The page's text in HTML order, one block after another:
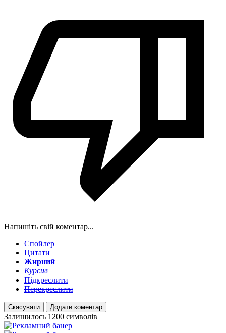
Напишіть свій коментар...
Спойлер
Цитати
Жирний
Курсив
Підкреслити
Перекреслити
Скасувати Додати коментар
Залишилось 1200 символів